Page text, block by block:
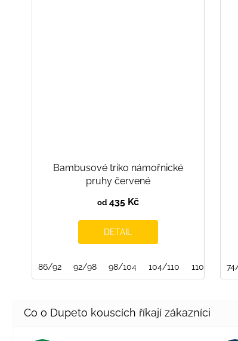
Bambusové triko námořnické
pruhy červené
od 435 Kč
DETAIL
86/92 92/98 98/104 104/110 110/116